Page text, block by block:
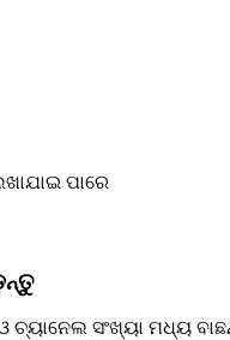
ପାରେ
ଚ୍ୟାନେଲ ସଂଖ୍ୟା ମଧ୍ୟ